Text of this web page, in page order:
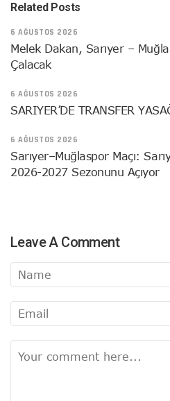
Related Posts
6 AĞUSTOS 2026
Melek Dakan, Sarıyer –
Çalacak
6 AĞUSTOS 2026
SARIYER’DE TRANSFER
6 AĞUSTOS 2026
Sarıyer–Muğlaspor Maçı:
2026-2027 Sezonunu Açıyor
Leave A Comment